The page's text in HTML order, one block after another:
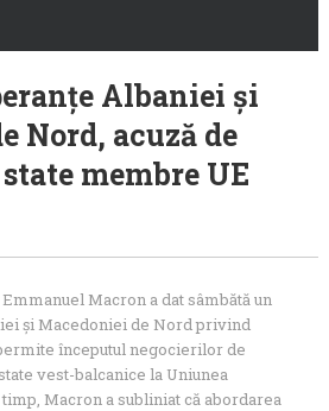
Albaniei și
Nord, acuză de
membre UE
Macron a dat sâmbătă un
și Macedoniei de Nord privind
începutul negocierilor de
vest-balcanice la Uniunea
Macron a subliniat că abordarea